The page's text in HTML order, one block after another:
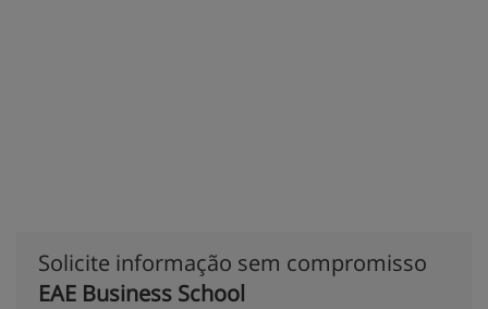
Solicite informação sem compromisso
EAE Business School